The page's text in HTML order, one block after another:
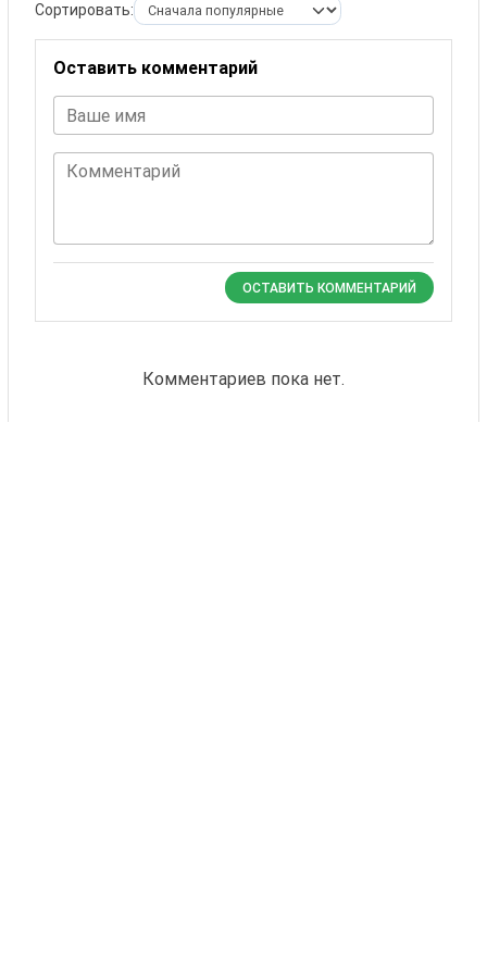
Сортировать:
Оставить комментарий
Ваше имя
Комментарий
ОСТАВИТЬ КОММЕНТАРИЙ
Комментариев пока нет.